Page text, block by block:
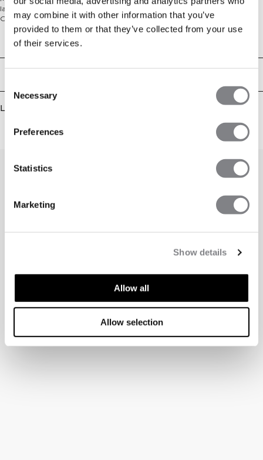
may combine it with other information that you’ve
provided to them or that they’ve collected from your use
of their services.
Selection
Necessary
Preferences
Statistics
Marketing
Show details
Allow all
Allow selection
langermede trøyen er et must i klesskapet og passer til all slags trening.
Glidelåsen i halsen gjør det enkelt å ta av og på trøyen, samtidig som du kan
regulere ventilasjonen. Materialet puster godt, og trøyen har en reflekterende
ICIW-logo på brystet. Fås i flere farger. 82% Polyester, 18% Elastan.
Tekniske egenskaper
Lignende produkter